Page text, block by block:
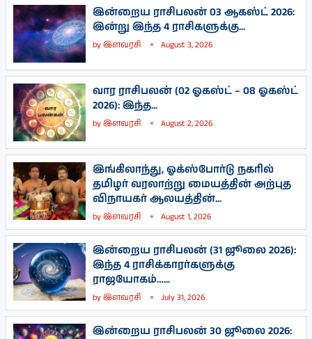
இன்றைய ராசிபலன் 03 ஆகஸ்ட் 2026:
இன்று இந்த 4 ராசிகளுக்கு...
byஇளவரசி August 3, 2026
வார ராசிபலன் (02 ஓகஸ்ட் – 08 ஓகஸ்ட்
2026): இந்த...
byஇளவரசி August 2, 2026
இங்கிலாந்து, ஓக்ஸ்போர்டு நகரில்
தமிழர் வரலாற்று மையத்தின் அற்புத
விநாயகர் ஆலயத்தின்...
byஇளவரசி August 1, 2026
இன்றைய ராசிபலன் (31 ஜூலை 2026):
இந்த 4 ராசிக்காரர்களுக்கு
ராஜயோகம்…...
byஇளவரசி July 31, 2026
இன்றைய ராசிபலன் 30 ஜூலை 2026: